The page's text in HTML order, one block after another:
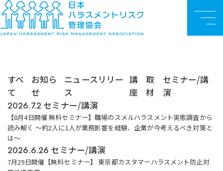
お知らせ
TOPお知らせセミナー/講演
すべ
て
お知ら
せ
ニュースリリー
ス
講
座
取
材
セミナー/講
演
2026.7.2 セミナー/講演
【8月4日開催 無料セミナー】職場のスメルハラスメント実態調査から
読み解く ～約2人に1人が業務影響を経験、企業が今考えるべき対策と
は～
2026.6.26 セミナー/講演
7月29日開催【無料セミナー】 東京都カスタマーハラスメント防止対